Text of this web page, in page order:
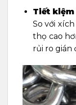
Tiết
So với
thọ cao
rủi ro gián